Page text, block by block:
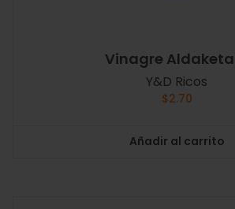
Vinagre Aldaketa
Y&D Ricos
$2.70
Añadir al carrito